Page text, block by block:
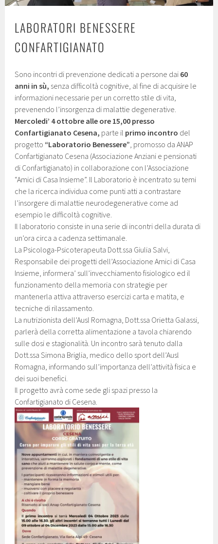
LABORATORI BENESSERE
CONFARTIGIANATO
Sono incontri di prevenzione dedicati a persone dai 60
anni in sù, senza difficoltà cognitive, al fine di acquisire le
informazioni necessarie per un corretto stile di vita,
prevenendo l’insorgenza di malattie degenerative.
Mercoledi’ 4 ottobre alle ore 15,00 presso
Confartigianato Cesena, parte il primo incontro del
progetto “Laboratorio Benessere” , promosso da ANAP
Confartigianato Cesena (Associazione Anziani e pensionati
di Confartigianato) in collaborazione con l’Associazione
“Amici di Casa Insieme”. Il Laboratorio è incentrato su temi
che la ricerca individua come punti atti a contrastare
l’insorgere di malattie neurodegenerative come ad
esempio le difficoltà cognitive.
Il laboratorio consiste in una serie di incontri della durata di
un’ora circa a cadenza settimanale.
La Psicologa-Psicoterapeuta Dott.ssa Giulia Salvi,
Responsabile dei progetti dell’Associazione Amici di Casa
Insieme, informera’ sull’invecchiamento fisiologico ed il
funzionamento della memoria con strategie per
mantenerla attiva attraverso esercizi carta e matita, e
tecniche di rilassamento.
La nutrizionista dell’Ausl Romagna, Dott.ssa Orietta Galassi,
parlerà della corretta alimentazione a tavola chiarendo
sulle dosi e stagionalità. Un incontro sarà tenuto dalla
Dott.ssa Simona Briglia, medico dello sport dell’Ausl
Romagna, informando sull’importanza dell’attività fisica e
dei suoi benefici.
Il progetto avrà come sede gli spazi presso la
Confartigianato di Cesena.